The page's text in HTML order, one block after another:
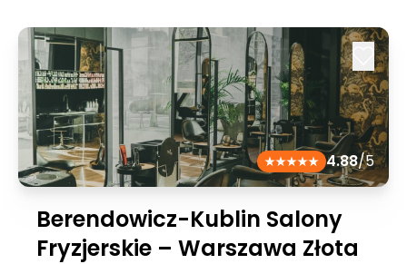
4.88/5
Berendowicz-Kublin Salony
Fryzjerskie – Warszawa Złota